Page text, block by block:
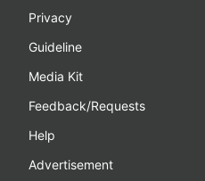
Privacy
Guideline
Media Kit
Feedback/Requests
Help
Advertisement